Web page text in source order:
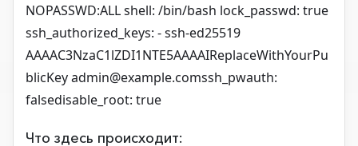
NOPASSWD:ALL shell: /bin/bash lock_passwd: true
ssh_authorized_keys: - ssh-ed25519
AAAAC3NzaC1lZDI1NTE5AAAAIReplaceWithYourPu
blicKey admin@example.comssh_pwauth:
falsedisable_root: true
Что здесь происходит: